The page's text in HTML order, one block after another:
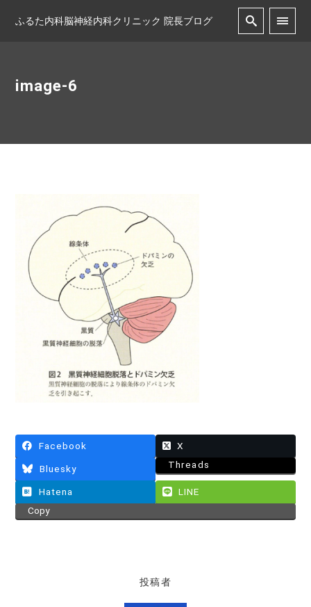
ふるた内科脳神経内科クリニック 院長ブログ
image-6
Facebook X
Bluesky Threads
Hatena
LINE
Copy
投稿者